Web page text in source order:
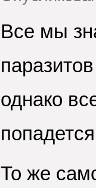
Все мы
однако
То же